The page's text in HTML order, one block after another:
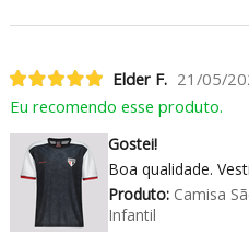
Elder F. 21/05/
Eu recomendo esse produto.
Gostei!
Boa qualidade.
Produto:Camisa
Infantil